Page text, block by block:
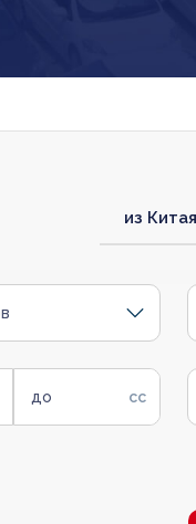
из Китая
до